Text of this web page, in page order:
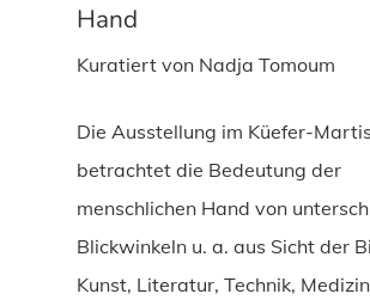
Hand
Kuratiert von Nadja Tomoum
Die Ausstellung im Küefer-
betrachtet die Bedeutung der
menschlichen Hand von
Blickwinkeln u. a. aus Sicht der
Kunst, Literatur, Technik,